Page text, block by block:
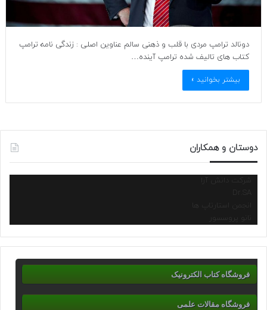
دونالد ترامپ مردی با قلب و ذهنی سالم عناوین اصلی : زندگی نامه ترامپ
کتاب های تالیف شده ترامپ آینده…
بیشتر بخوانید »
دوستان و همکاران
شرکت دانش آرا
انجمن استارتاپ ها
نانو پروسسور
فروشگاه کتاب الکترونیک
فروشگاه مقالات علمی